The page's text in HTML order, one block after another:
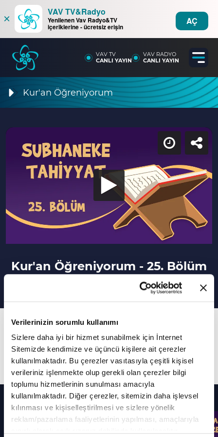
Verilerinizin sorumlu kullanımı
Sizlere daha iyi bir hizmet sunabilmek için İnternet
Sitemizde kendimize ve üçüncü kişilere ait çerezler
kullanılmaktadır. Bu çerezler vasıtasıyla çeşitli kişisel
verileriniz işlenmekte olup gerekli olan çerezler bilgi
toplumu hizmetlerinin sunulması amacıyla
kullanılmaktadır. Diğer çerezler, sitemizin daha işlevsel
kılınması ve kişiselleştirilmesi ve sizlere yönelik
reklam/pazarlama faaliyetlerinin yapılması, amaçlarıyla
×
VAV TV&Radyo
Yenilenen Vav Radyo&TV
içeriklerine - ücretsiz erişin
AÇ
VAV TV
CANLI YAYIN
VAV RADYO
CANLI YAYIN
Kur'an Öğreniyorum
Kur'an Öğreniyorum - 25. Bölüm
25. Bölüm
Sübhaneke ve Tahiyyat Duası - Yaz Kur'an
Kursu
Diğer Bölümler